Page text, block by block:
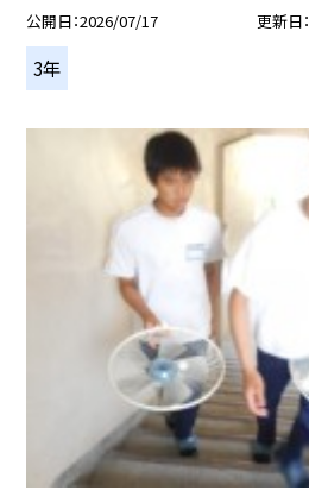
公開日 2026/07/17 更新日
3年